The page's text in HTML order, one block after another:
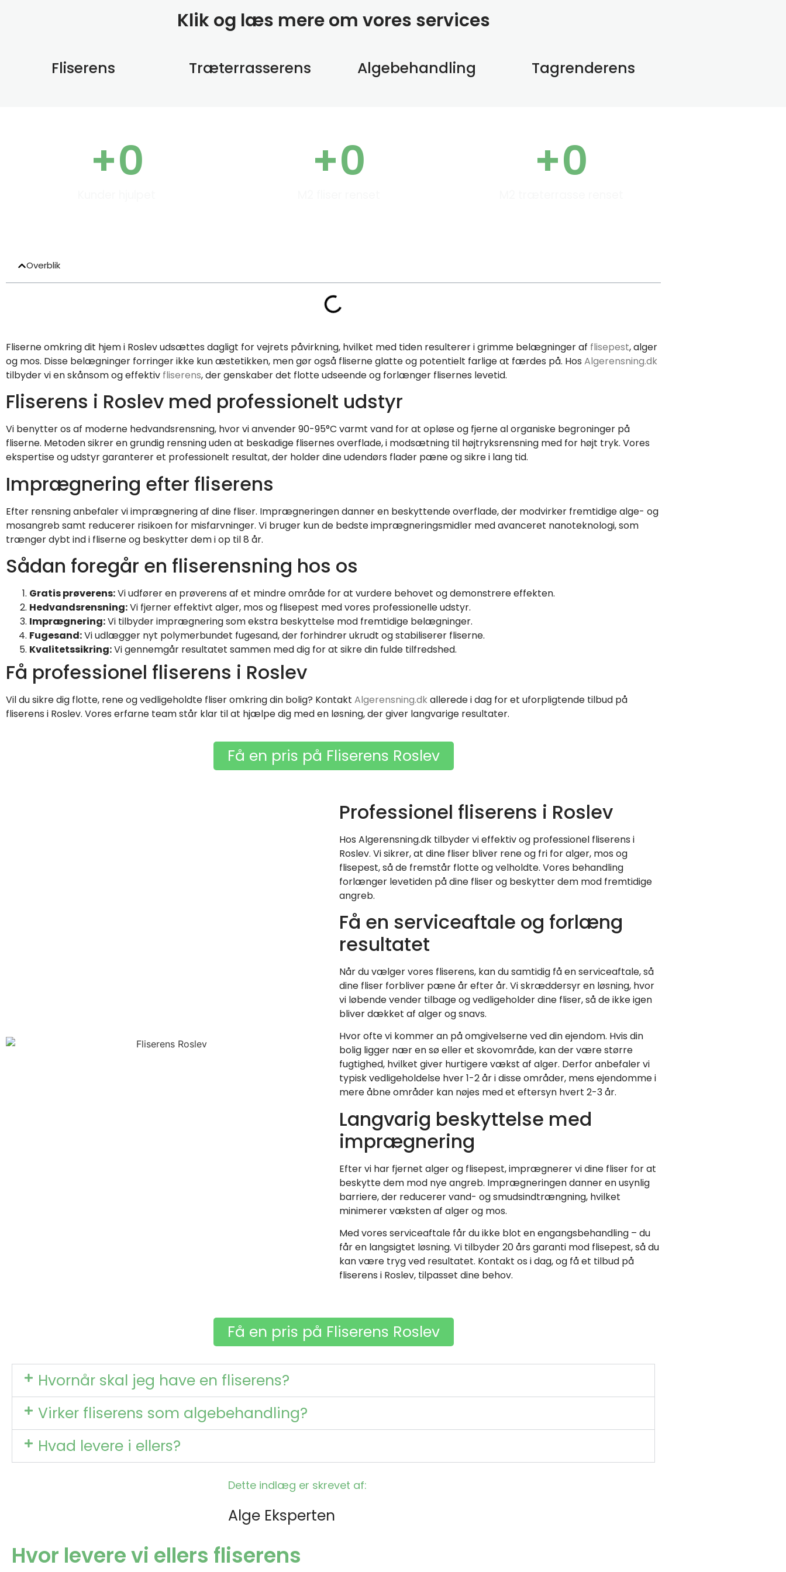
Klik og læs mere om vores services
Fliserens Træterrasserens Algebehandling Tagrenderens
+0 +0 +0
Overblik
Fliserne omkring dit hjem i Roslev udsættes dagligt for vejrets påvirkning, hvilket med tiden resulterer i grimme belægninger af flisepest, alger
og mos. Disse belægninger forringer ikke kun æstetikken, men gør også fliserne glatte og potentielt farlige at færdes på. Hos Algerensning.dk
tilbyder vi en skånsom og effektiv fliserens, der genskaber det flotte udseende og forlænger flisernes levetid.
Fliserens i Roslev med professionelt udstyr
Vi benytter os af moderne hedvandsrensning, hvor vi anvender 90-95°C varmt vand for at opløse og fjerne al organiske begroninger på
fliserne. Metoden sikrer en grundig rensning uden at beskadige flisernes overflade, i modsætning til højtryksrensning med for højt tryk. Vores
ekspertise og udstyr garanterer et professionelt resultat, der holder dine udendørs flader pæne og sikre i lang tid.
Imprægnering efter fliserens
Efter rensning anbefaler vi imprægnering af dine fliser. Imprægneringen danner en beskyttende overflade, der modvirker fremtidige alge- og
mosangreb samt reducerer risikoen for misfarvninger. Vi bruger kun de bedste imprægneringsmidler med avanceret nanoteknologi, som
trænger dybt ind i fliserne og beskytter dem i op til 8 år.
Sådan foregår en fliserensning hos os
Gratis prøverens:Vi udfører en prøverens af et mindre område for at vurdere behovet og demonstrere effekten.
Hedvandsrensning:Vi fjerner effektivt alger, mos og flisepest med vores professionelle udstyr.
Imprægnering:Vi tilbyder imprægnering som ekstra beskyttelse mod fremtidige belægninger.
Fugesand:Vi udlægger nyt polymerbundet fugesand, der forhindrer ukrudt og stabiliserer fliserne.
Kvalitetssikring:Vi gennemgår resultatet sammen med dig for at sikre din fulde tilfredshed.
Få professionel fliserens i Roslev
Vil du sikre dig flotte, rene og vedligeholdte fliser omkring din bolig? Kontakt Algerensning.dkallerede i dag for et uforpligtende tilbud på
fliserens i Roslev. Vores erfarne team står klar til at hjælpe dig med en løsning, der giver langvarige resultater.
Få en pris på Fliserens Roslev
Professionel fliserens i Roslev
Hos Algerensning.dk tilbyder vi effektiv og professionel fliserens i
Roslev. Vi sikrer, at dine fliser bliver rene og fri for alger, mos og
flisepest, så de fremstår flotte og velholdte. Vores behandling
forlænger levetiden på dine fliser og beskytter dem mod fremtidige
angreb.
Få en serviceaftale og forlæng
resultatet
Når du vælger vores fliserens, kan du samtidig få en serviceaftale, så
dine fliser forbliver pæne år efter år. Vi skræddersyr en løsning, hvor
vi løbende vender tilbage og vedligeholder dine fliser, så de ikke igen
bliver dækket af alger og snavs.
Hvor ofte vi kommer an på omgivelserne ved din ejendom. Hvis din
bolig ligger nær en sø eller et skovområde, kan der være større
fugtighed, hvilket giver hurtigere vækst af alger. Derfor anbefaler vi
typisk vedligeholdelse hver 1-2 år i disse områder, mens ejendomme i
mere åbne områder kan nøjes med et eftersyn hvert 2-3 år.
Langvarig beskyttelse med
imprægnering
Efter vi har fjernet alger og flisepest, imprægnerer vi dine fliser for at
beskytte dem mod nye angreb. Imprægneringen danner en usynlig
barriere, der reducerer vand- og smudsindtrængning, hvilket
minimerer væksten af alger og mos.
Med vores serviceaftale får du ikke blot en engangsbehandling – du
får en langsigtet løsning. Vi tilbyder 20 års garanti mod flisepest, så du
kan være tryg ved resultatet. Kontakt os i dag, og få et tilbud på
fliserens i Roslev, tilpasset dine behov.
Få en pris på Fliserens Roslev
Hvornår skal jeg have en fliserens?
Virker fliserens som algebehandling?
Hvad levere i ellers?
Dette indlæg er skrevet af:
Alge Eksperten
Hvor levere vi ellers fliserens